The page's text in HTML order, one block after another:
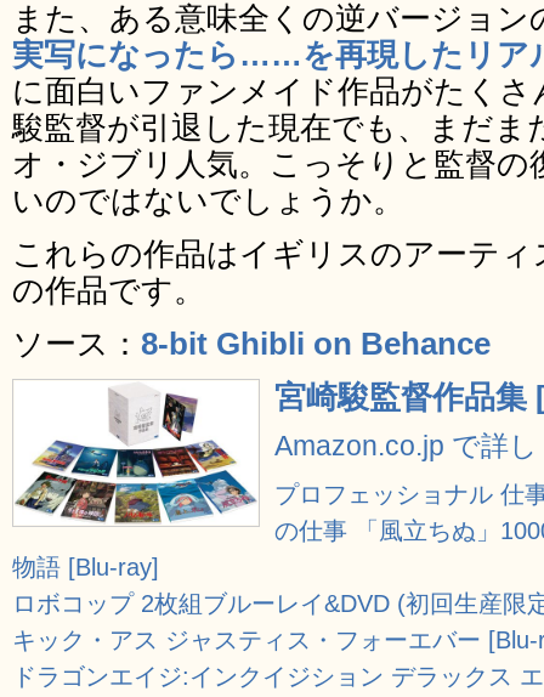
また、ある意味全くの逆バージョン
実写になったら……を再現したリア
に面白いファンメイド作品がたく
駿監督が引退した現在でも、まだま
オ・ジブリ人気。こっそりと監督の
いのではないでしょうか。
これらの作品はイギリスのアーティ
の作品です。
ソース： 8-bit Ghibli on Behance
宮崎駿監督作品
Amazon.co.jp で詳
プロフェッショナル 仕
の仕事 「風立ちぬ」
物語 [Blu-ray]
ロボコップ 2枚組ブルーレイ&DVD (初回生産限
キック・アス ジャスティス・フォーエバー
ドラゴンエイジ:インクイジション デラックス